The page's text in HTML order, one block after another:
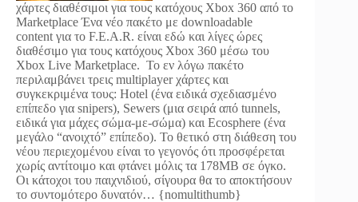
χάρτες διαθέσιμοι για τους κατόχους Xbox 360 από το
MarketplaceΈνα νέο πακέτο με downloadable
content για το F.E.A.R. είναι εδώ και λίγες ώρες
διαθέσιμο για τους κατόχους Xbox 360 μέσω του
Xbox Live Marketplace. To εν λόγω πακέτο
περιλαμβάνει τρεις multiplayer χάρτες και
συγκεκριμένα τους: Hotel (ένα ειδικά σχεδιασμένο
επίπεδο για snipers), Sewers (μια σειρά από tunnels,
ειδικά για μάχες σώμα-με-σώμα) και Ecosphere (ένα
μεγάλο “ανοιχτό” επίπεδο). Το θετικό στη διάθεση του
νέου περιεχομένου είναι το γεγονός ότι προσφέρεται
χωρίς αντίτοιμο και φτάνει μόλις τα 178MB σε όγκο.
Οι κάτοχοι του παιχνιδιού, σίγουρα θα το αποκτήσουν
το συντομότερο δυνατόν… {nomultithumb}